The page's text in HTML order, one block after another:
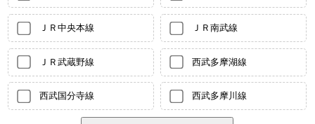
ＪＲ中央本線 ＪＲ南武線
ＪＲ武蔵野線 西武多摩湖線
西武国分寺線 西武多摩川線